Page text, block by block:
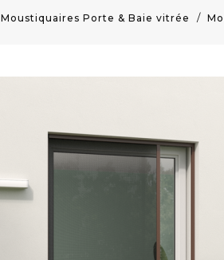
Moustiquaires Porte & Baie vitrée